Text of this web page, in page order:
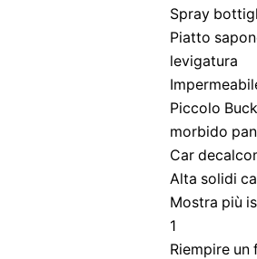
Spray
Piatto
levigatura
Piccolo
morbido
Car
Alta solidi
Mostra più
1
Riempire